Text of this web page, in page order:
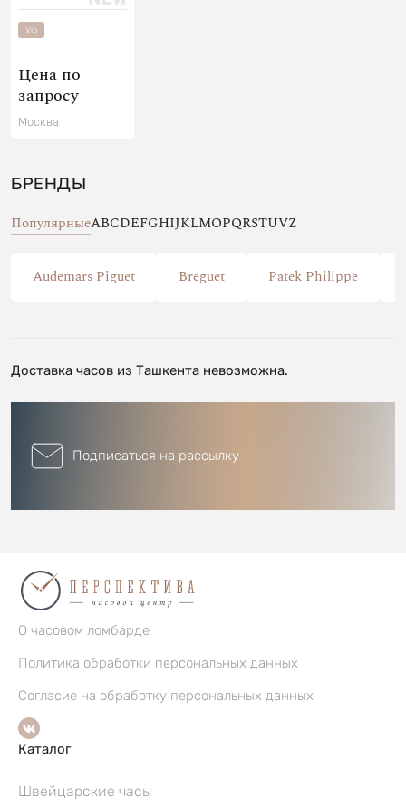
Vip
Цена по
запросу
Москва
БРЕНДЫ
ПопулярныеABCDEFGHIJKLMOPQRSTUVZ
Audemars Piguet Breguet Patek Philippe
Доставка часов из Ташкента невозможна.
Подписаться на рассылку
О часовом ломбарде
Политика обработки персональных данных
Согласие на обработку персональных данных
Каталог
Швейцарские часы